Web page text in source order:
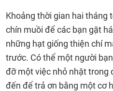
Khoảng thời gian hai tháng
chín muồi để các bạn gặt
những hạt giống thiện chí
trước. Có thể một người
đỡ một việc nhỏ nhặt trong
đến để trả ơn bằng một cơ